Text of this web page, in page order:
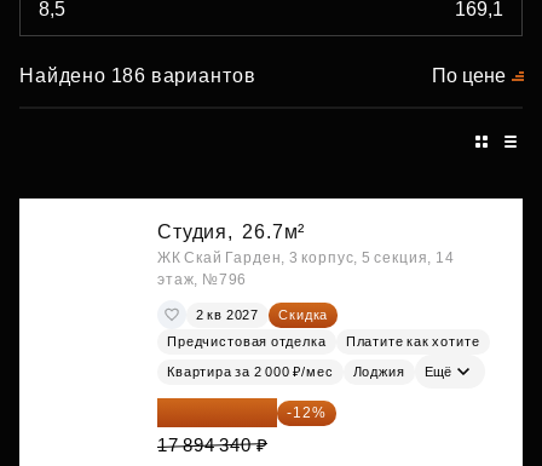
Найдено 186 вариантов По цене
Студия, 26.7м²
ЖК Скай Гарден, 3 корпус, 5 секция, 14
этаж, №796
2 кв 2027
Скидка
Предчистовая отделка
Платите как хотите
Квартира за 2 000 ₽/мес Лоджия Ещё
15 747 019 ₽ -12%
17 894 340 ₽